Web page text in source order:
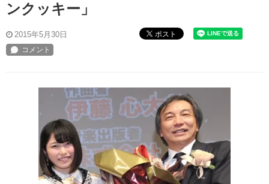
ンクッキー」
2015年5月30日 ポスト